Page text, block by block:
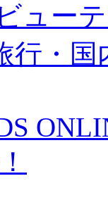
ュー
行・